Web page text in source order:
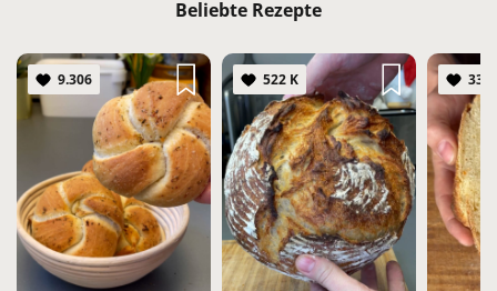
Beliebte Rezepte
9.306 522 K 332